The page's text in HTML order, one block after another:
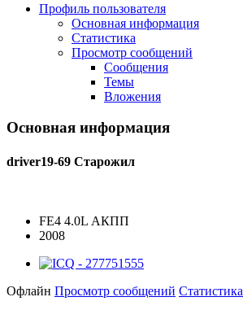
Профиль пользователя
Основная информация
Статистика
Просмотр сообщений
Сообщения
Темы
Вложения
Основная информация
driver19-69 Старожил
FE4 4.0L АКПП
2008
Офлайн Просмотр сообщений Статистика